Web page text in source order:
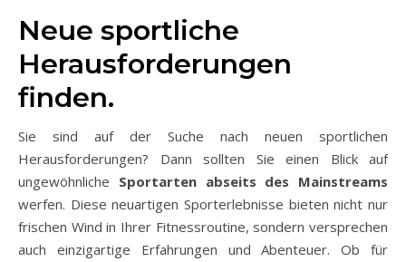
Neue sportliche
Herausforderungen
finden.
Sie sind auf der Suche nach neuen sportlichen
Herausforderungen? Dann sollten Sie einen Blick auf
ungewöhnliche Sportarten abseits des Mainstreams
werfen. Diese neuartigen Sporterlebnisse bieten nicht nur
frischen Wind in Ihrer Fitnessroutine, sondern versprechen
auch einzigartige Erfahrungen und Abenteuer. Ob für